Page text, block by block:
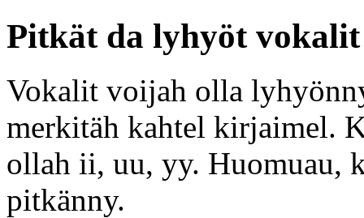
Pitkät da lyhyöt vokalit
Vokalit voijah olla
merkitäh kahtel kirjaimel.
ollah ii, uu, yy. Huomuau,
pitkänny.